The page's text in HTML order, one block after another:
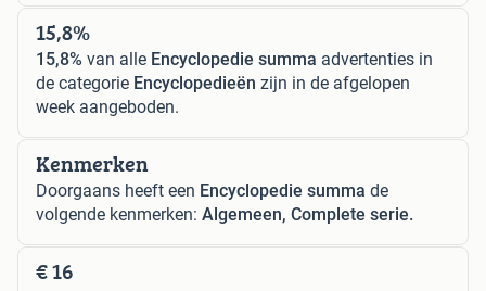
15,8%
15,8% van alle Encyclopedie summa advertenties in
de categorie Encyclopedieën zijn in de afgelopen
week aangeboden.
Kenmerken
Doorgaans heeft een Encyclopedie summa de
volgende kenmerken: Algemeen, Complete serie.
€ 16